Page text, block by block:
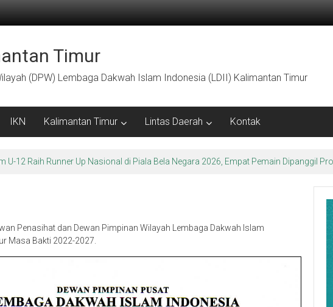
Timur
(DPW) Lembaga Dakwah Islam Indonesia (LDII) Kalimantan Timur
IKN Kalimantan Timur Lintas Daerah Kontak
Muda Berkarakter Luhur di Bumi Perkemahan Makroman Indah melalui CAI ke-47
Penasihat dan Dewan Pimpinan Wilayah Lembaga Dakwah Islam
Masa Bakti 2022-2027.